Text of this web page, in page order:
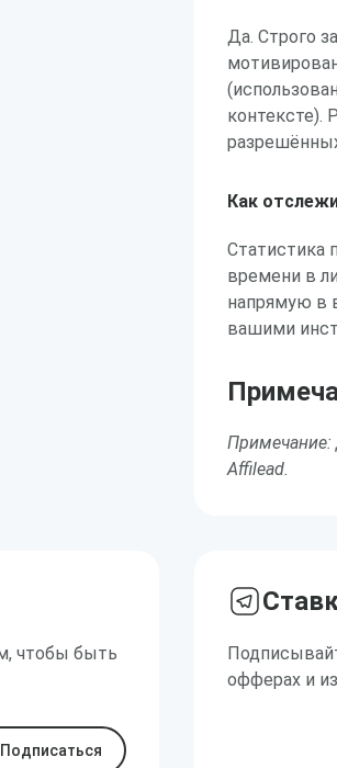
Да. Строго
контексте).
Как
Статистика
времени в
напрямую в
вашими
Примечание:
Affilead.
чтобы быть
Подписаться
офферах и